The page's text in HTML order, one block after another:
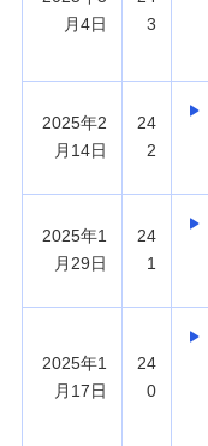
月4日
3
2025年2
月14日
24
2
2025年1
月29日
24
1
2025年1
月17日
24
0